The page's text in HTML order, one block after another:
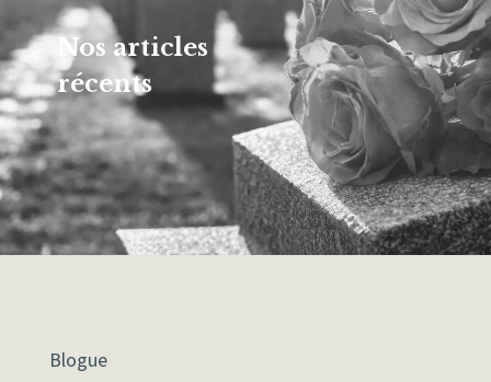
Nos articles
récents
Blogue